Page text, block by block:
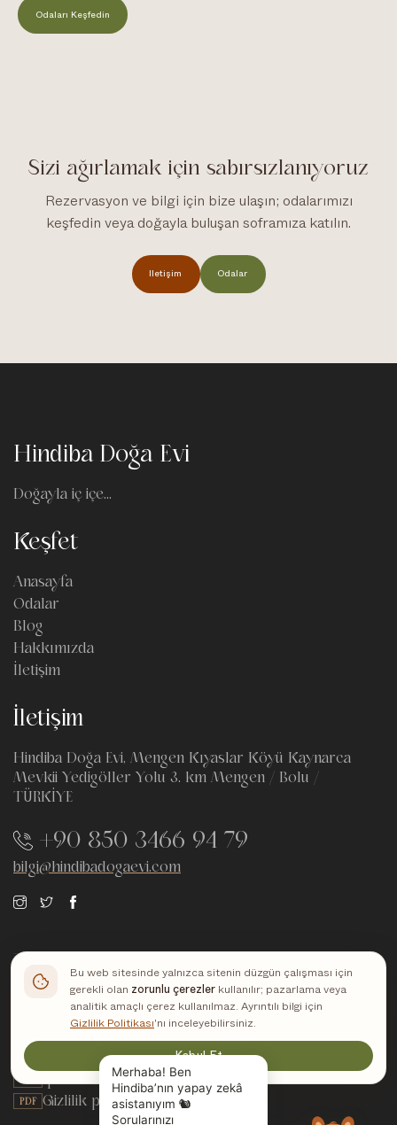
Odaları Keşfedin
Sizi ağırlamak için sabırsızlanıyoruz
Rezervasyon ve bilgi için bize ulaşın; odalarımızı
keşfedin veya doğayla buluşan soframıza katılın.
İletişim Odalar
Hindiba Doğa Evi
Doğayla iç içe...
Keşfet
Anasayfa
Odalar
Blog
Hakkımızda
İletişim
İletişim
Hindiba Doğa Evi, Mengen Kıyaslar Köyü Kaynarca
Mevkii Yedigöller Yolu 3. km Mengen / Bolu /
TÜRKİYE
+90 850 3466 94 79
bilgi@hindibadogaevi.com
Yasal belgeler
PDF KVKK aydınlatma metni
İptal ve iade politikası
PDF Gizlilik politikası
Bu web sitesinde yalnızca sitenin düzgün çalışması için
gerekli olan zorunlu çerezler kullanılır; pazarlama veya
analitik amaçlı çerez kullanılmaz. Ayrıntılı bilgi için
Gizlilik Politikası'nı inceleyebilirsiniz.
Kabul Et